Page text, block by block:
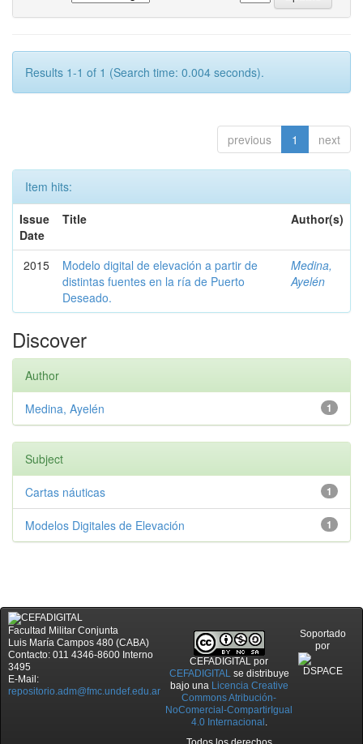
Results 1-1 of 1 (Search time: 0.004 seconds).
previous 1 next
Item hits:
Issue
Date
Title Author(s)
2015
Modelo digital de elevación a partir de
distintas fuentes en la ría de Puerto
Deseado.
Medina,
Ayelén
Discover
Author
1
Medina, Ayelén
Subject
1
Cartas náuticas
1
Modelos Digitales de Elevación
Facultad Militar Conjunta
Luis María Campos 480 (CABA)
Contacto: 011 4346-8600 Interno
3495
E-Mail:
repositorio.adm@fmc.undef.edu.ar
CEFADIGITAL por
CEFADIGITALse distribuye
bajo una Licencia Creative
Commons Atribución-
NoComercial-CompartirIgual
4.0 Internacional .
Soportado
por